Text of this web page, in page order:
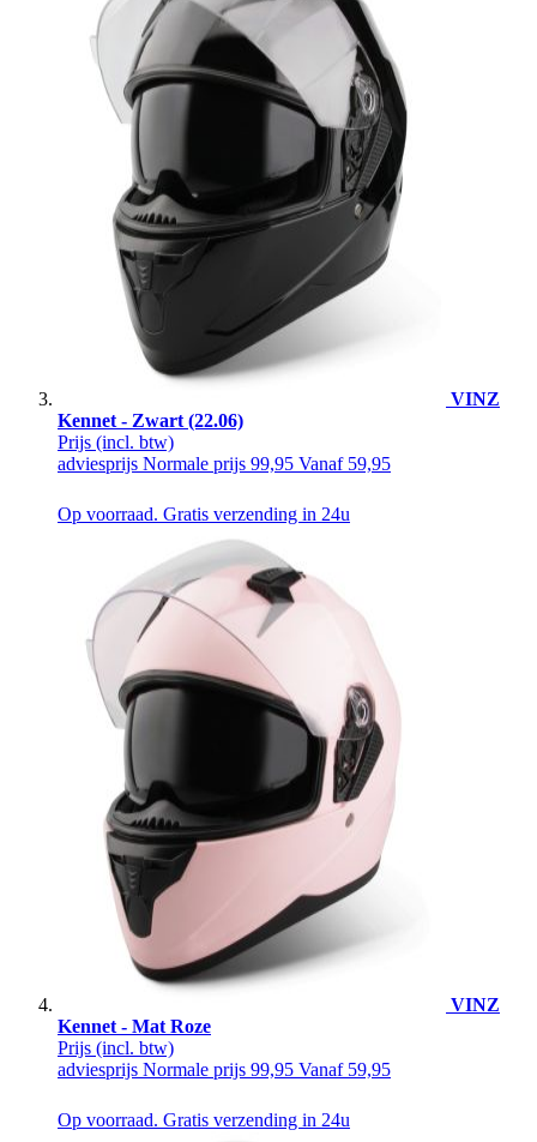
VINZ
Kennet - Zwart (22.06)
Prijs (incl. btw)
adviesprijs Normale prijs 99,95 Vanaf 59,95
Op voorraad. Gratis verzending in 24u
VINZ
Kennet - Mat Roze
Prijs (incl. btw)
adviesprijs Normale prijs 99,95 Vanaf 59,95
Op voorraad. Gratis verzending in 24u